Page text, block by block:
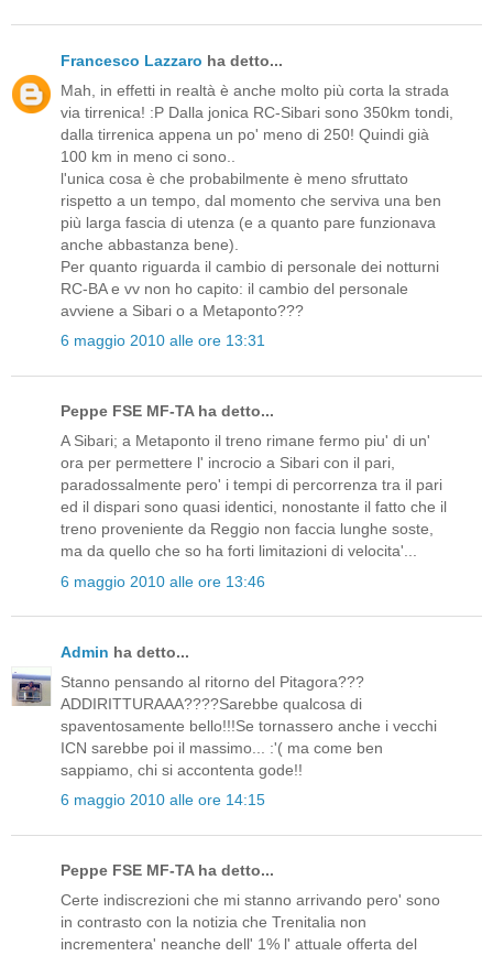
Francesco Lazzaro ha detto...
Mah, in effetti in realtà è anche molto più corta la strada
via tirrenica! :P Dalla jonica RC-Sibari sono 350km tondi,
dalla tirrenica appena un po' meno di 250! Quindi già
100 km in meno ci sono..
l'unica cosa è che probabilmente è meno sfruttato
rispetto a un tempo, dal momento che serviva una ben
più larga fascia di utenza (e a quanto pare funzionava
anche abbastanza bene).
Per quanto riguarda il cambio di personale dei notturni
RC-BA e vv non ho capito: il cambio del personale
avviene a Sibari o a Metaponto???
6 maggio 2010 alle ore 13:31
Peppe FSE MF-TA ha detto...
A Sibari; a Metaponto il treno rimane fermo piu' di un'
ora per permettere l' incrocio a Sibari con il pari,
paradossalmente pero' i tempi di percorrenza tra il pari
ed il dispari sono quasi identici, nonostante il fatto che il
treno proveniente da Reggio non faccia lunghe soste,
ma da quello che so ha forti limitazioni di velocita'...
6 maggio 2010 alle ore 13:46
Admin ha detto...
Stanno pensando al ritorno del Pitagora???
ADDIRITTURAAA????Sarebbe qualcosa di
spaventosamente bello!!!Se tornassero anche i vecchi
ICN sarebbe poi il massimo... :'( ma come ben
sappiamo, chi si accontenta gode!!
6 maggio 2010 alle ore 14:15
Peppe FSE MF-TA ha detto...
Certe indiscrezioni che mi stanno arrivando pero' sono
in contrasto con la notizia che Trenitalia non
incrementera' neanche dell' 1% l' attuale offerta del